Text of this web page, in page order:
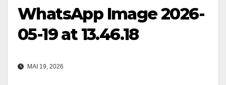
WhatsApp Image 2026-
05-19 at 13.46.18
MAI 19, 2026